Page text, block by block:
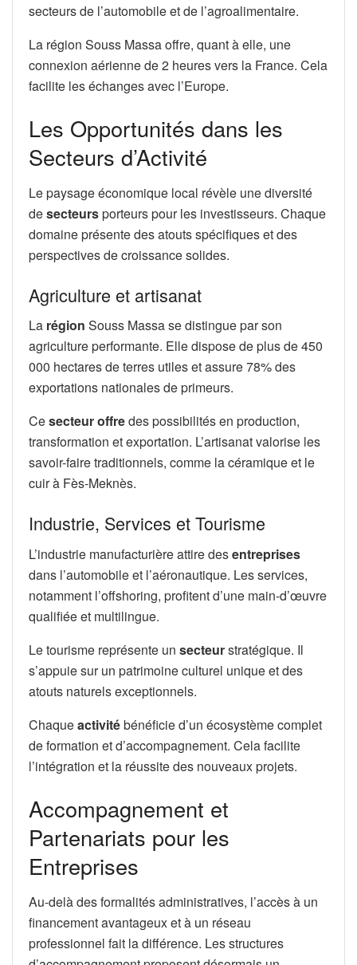
secteurs de l’automobile et de l’agroalimentaire.
La région Souss Massa offre, quant à elle, une
connexion aérienne de 2 heures vers la France. Cela
facilite les échanges avec l’Europe.
Les Opportunités dans les
Secteurs d’Activité
Le paysage économique local révèle une diversité
desecteursporteurs pour les investisseurs. Chaque
domaine présente des atouts spécifiques et des
perspectives de croissance solides.
Agriculture et artisanat
La région Souss Massa se distingue par son
agriculture performante. Elle dispose de plus de 450
000 hectares de terres utiles et assure 78% des
exportations nationales de primeurs.
Cesecteuroffredes possibilités en production,
transformation et exportation. L’artisanat valorise les
savoir-faire traditionnels, comme la céramique et le
cuir à Fès-Meknès.
Industrie, Services et Tourisme
L’industrie manufacturière attire desentreprises
dans l’automobile et l’aéronautique. Les services,
notamment l’offshoring, profitent d’une main-d’œuvre
qualifiée et multilingue.
Le tourisme représente un secteurstratégique. Il
s’appuie sur un patrimoine culturel unique et des
atouts naturels exceptionnels.
Chaqueactivitébénéficie d’un écosystème complet
de formation et d’accompagnement. Cela facilite
l’intégration et la réussite des nouveaux projets.
Accompagnement et
Partenariats pour les
Entreprises
Au-delà des formalités administratives, l’accès à un
financement avantageux et à un réseau
professionnel fait la différence. Les structures